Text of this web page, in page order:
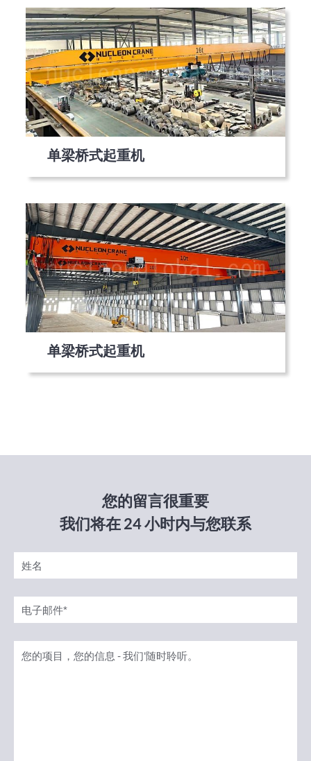
单梁桥式起重机
单梁桥式起重机
您的留言很重要
我们将在 24 小时内与您联系